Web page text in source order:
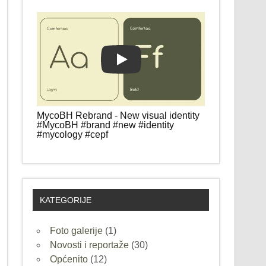
Play
MycoBH Rebrand - New visual identity
#MycoBH #brand #new #identity
#mycology #cepf
KATEGORIJE
Foto galerije (1)
Novosti i reportaže (30)
Općenito (12)